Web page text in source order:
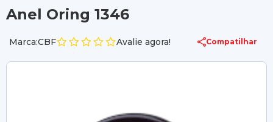
Anel Oring 1346
Marca:CBF Avalie agora! Compatilhar